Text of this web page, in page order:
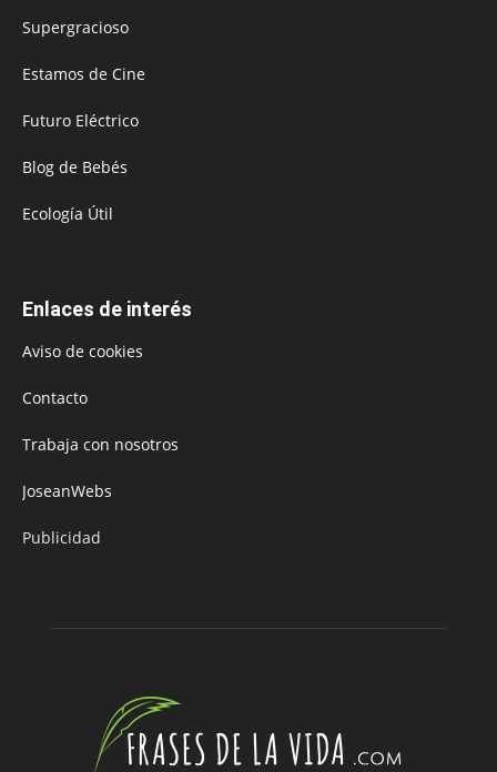
Supergracioso
Estamos de Cine
Futuro Eléctrico
Blog de Bebés
Ecología Útil
Enlaces de interés
Aviso de cookies
Contacto
Trabaja con nosotros
JoseanWebs
Publicidad